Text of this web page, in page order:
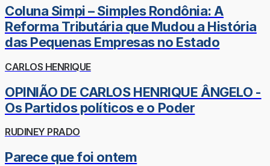
Coluna Simpi – Simples Rondônia: A
Reforma Tributária que Mudou a História
das Pequenas Empresas no Estado
CARLOS HENRIQUE
OPINIÃO DE CARLOS HENRIQUE ÂNGELO -
Os Partidos políticos e o Poder
RUDINEY PRADO
Parece que foi ontem